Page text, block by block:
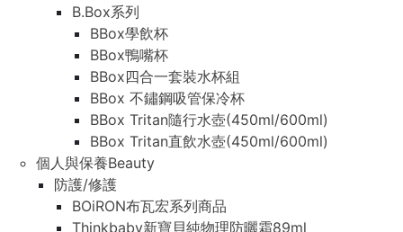
B.Box系列
BBox學飲杯
BBox鴨嘴杯
BBox四合一套裝水杯組
BBox 不鏽鋼吸管保冷杯
BBox Tritan隨行水壺(450ml/600ml)
BBox Tritan直飲水壺(450ml/600ml)
個人與保養Beauty
防護/修護
BOiRON布瓦宏系列商品
Thinkbaby新寶貝純物理防曬霜89ml